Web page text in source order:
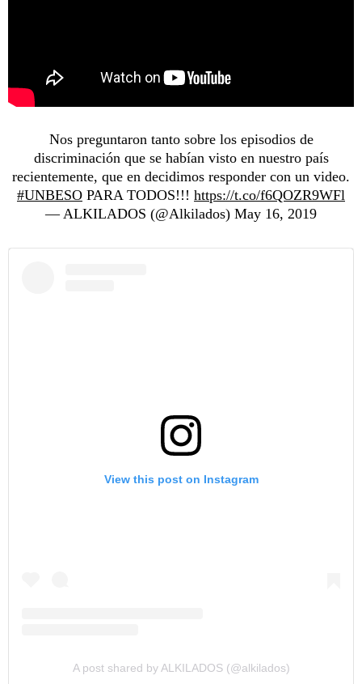
Nos preguntaron tanto sobre los episodios de
discriminación que se habían visto en nuestro país
recientemente, que en decidimos responder con un video.
#UNBESO PARA TODOS!!! https://t.co/f6QOZR9WFl
— ALKILADOS (@Alkilados) May 16, 2019
View this post on Instagram
A post shared by ALKILADOS (@alkilados)